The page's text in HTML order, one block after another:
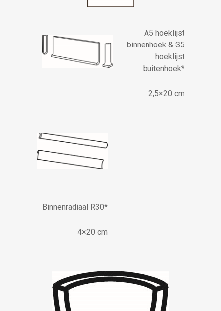
A5 hoeklijst
binnenhoek & S5
hoeklijst
buitenhoek*
2,5×20 cm
Binnenradiaal R30*
4×20 cm